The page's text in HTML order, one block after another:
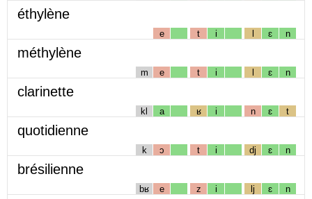
éthylène
e t i l ɛ n
méthylène
m e t i l ɛ n
clarinette
kl a ʁ i n ɛ t
quotidienne
k ɔ t i dj ɛ n
brésilienne
bʁ e z i lj ɛ n